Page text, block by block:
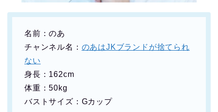
名前：のあ
チャンネル名： のあはJKブランドが捨てられ
ない
身長：162cm
体重：50kg
バストサイズ：Gカップ